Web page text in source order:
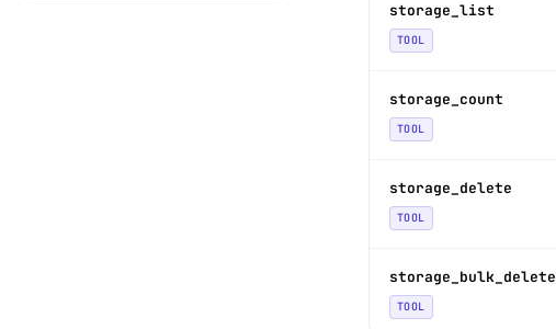
storage_list
TOOL
storage_count
TOOL
storage_delete
TOOL
storage_bulk_delete
TOOL